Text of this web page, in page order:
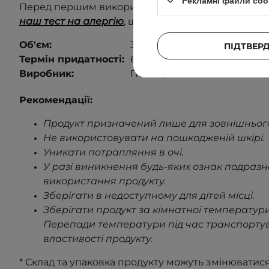
Перед першим використанням виконайте тест на
наш тест на алергію, щоб дізнатися більше
Об'єм:
30 ml
Термін придатності: 6 місяців після відкриття.
Виробник:
Польща.
Рекомендації:
Продукт призначений лише для
Не використовувати на пошкодженій шкірі.
Уникати потрапляння в очі.
У разі виникнення будь-яких ознак
використання продукту.
Зберігати в недоступному для дітей місці.
Зберігати продукт за кімнатної
Перепади температури під час
властивості продукту.
* Склад та упаковка продукту можуть